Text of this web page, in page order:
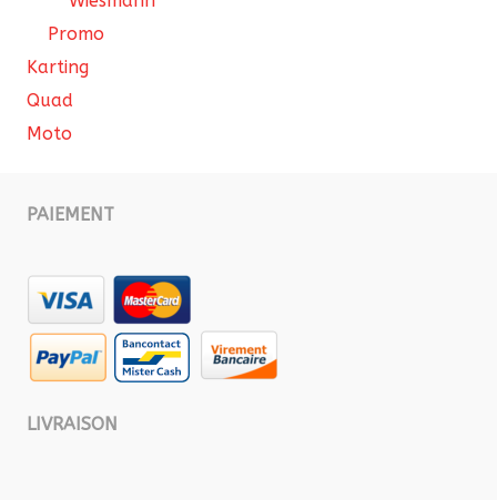
Promo
Karting
Quad
Moto
PAIEMENT
LIVRAISON